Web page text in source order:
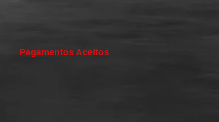
Pagamentos Aceitos